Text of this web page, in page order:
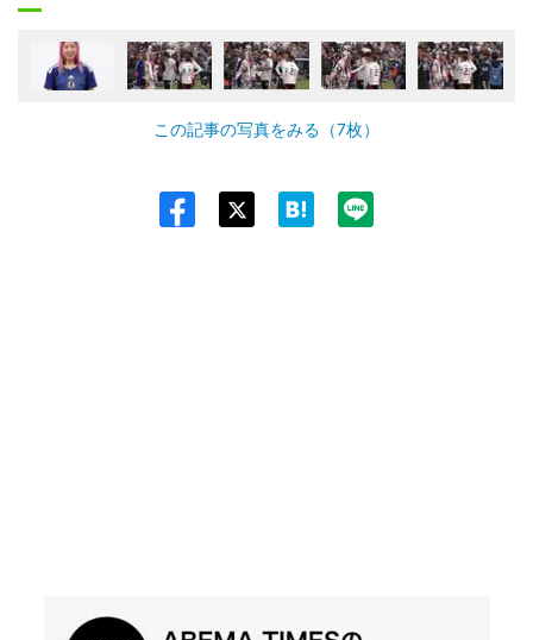
この記事の写真をみる（7枚）